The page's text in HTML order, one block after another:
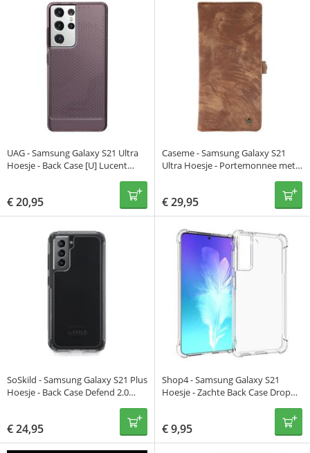
UAG - Samsung Galaxy S21 Ultra
Hoesje - Back Case [U] Lucent
€20,95
Caseme - Samsung Galaxy S21
Ultra Hoesje - Portemonnee met
€29,95
SoSkild - Samsung Galaxy S21 Plus
Hoesje - Back Case Defend 2.0
€24,95
Shop4 - Samsung Galaxy S21
Hoesje - Zachte Back Case Drop
€9,95